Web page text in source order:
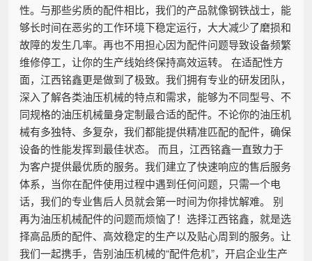
性。与那些劣质的配件相比，我们的产品就像钢铁战士，能
够长时间在恶劣的工作环境下稳定运行，大大减少了磨损和
故障的发生几率。再也不用担心因为配件问题导致设备频繁
维修停工，让你的生产线始终保持高效运转。 在适配性方
面，江西铭鑫更是做到了极致。我们拥有专业的研发团队，
深入了解各类油压机械的特点和需求，能够为不同型号、不
同规格的油压机械量身定制最合适的配件。不论你的油压机
械有多独特、多复杂，我们都能提供精准匹配的配件，确保
设备的性能发挥到最佳状态。 而且，江西铭鑫一直致力于
为客户提供最优质的服务。我们建立了快速响应的售后服务
体系，当你在配件使用过程中遇到任何问题，只需一个电
话，我们的专业售后人员就会第一时间为你排忧解难。 别
再为油压机械配件的问题而烦恼了！选择江西铭鑫，就是选
择高品质的配件、高效稳定的生产以及贴心周到的服务。让
我们一起携手，告别油压机械的“配件危机”，开启企业生产